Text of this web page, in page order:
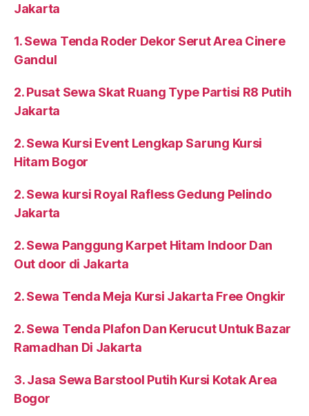
Jakarta
1. Sewa Tenda Roder Dekor Serut Area Cinere
Gandul
2. Pusat Sewa Skat Ruang Type Partisi R8 Putih
Jakarta
2. Sewa Kursi Event Lengkap Sarung Kursi
Hitam Bogor
2. Sewa kursi Royal Rafless Gedung Pelindo
Jakarta
2. Sewa Panggung Karpet Hitam Indoor Dan
Out door di Jakarta
2. Sewa Tenda Meja Kursi Jakarta Free Ongkir
2. Sewa Tenda Plafon Dan Kerucut Untuk Bazar
Ramadhan Di Jakarta
3. Jasa Sewa Barstool Putih Kursi Kotak Area
Bogor